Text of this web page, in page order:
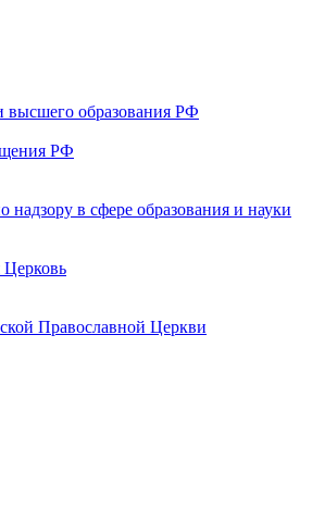
высшего образования РФ
РФ
надзору в сфере образования и науки
Церковь
Православной Церкви